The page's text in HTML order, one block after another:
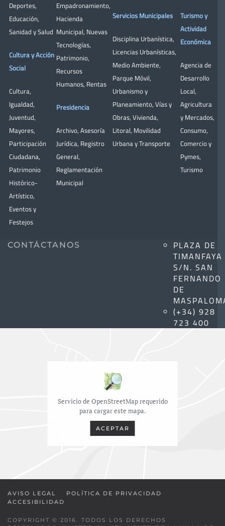
Deportes,
Educación,
Sanidad y Salud
Cultura y Acción
Social
Cultura,
Igualdad,
Juventud,
Mayores,
Participación
Ciudadana,
Patrimonio
Histórico-
Artístico,
Eventos y
Festejos
Empadronamiento,
Hacienda
Municipal, Nuevas
Tecnologías,
Patrimonio,
Recursos
Humanos, Rentas
Presidencia
Archivo, Asesoría
Jurídica, Registro
General,
Reglamentación
Municipal
Servicios Municipales
Disciplina Urbanística,
Licencias Urbanísticas,
Medio Ambiente,
Parque Móvil,
Urbanismo y
Planeamiento, Vías y
Obras, Vivienda,
Litoral, Movilidad
Urbana y Transporte
Turismo y
Actividad
Económica
Agencia de
Desarrollo
Local,
Agricultura
y Mercados,
Consumo,
Comercio y
Pymes,
Turismo
CONTÁCTANOS
PLAZA DE
TIMANFAYA
S/N. SAN
FERNANDO
DE
(+34) 928
723 400
Servicio de OpenStreetMap requerido
para cargar este mapa.
ACEPTAR
AVISO LEGAL
POLÍTICA DE PRIVACIDAD
ACCESIBILIDAD
COPYRIGHT © 2016. TODOS LOS DERECHOS